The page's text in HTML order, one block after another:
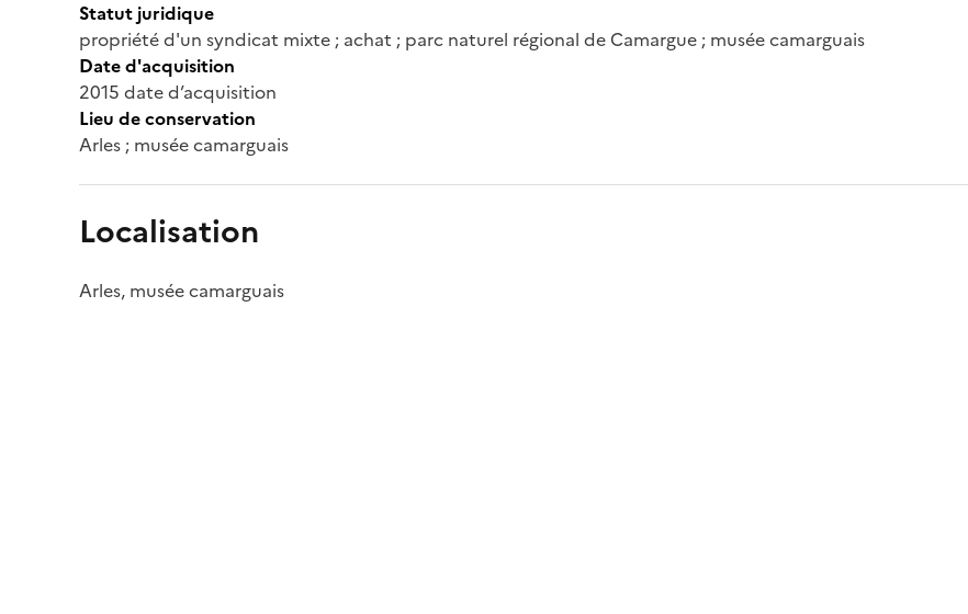
Statut juridique
propriété d'un syndicat mixte ; achat ; parc naturel régional de Camargue ; musée camarguais
Date d'acquisition
2015 date d’acquisition
Lieu de conservation
Arles ; musée camarguais
Localisation
Arles, musée camarguais